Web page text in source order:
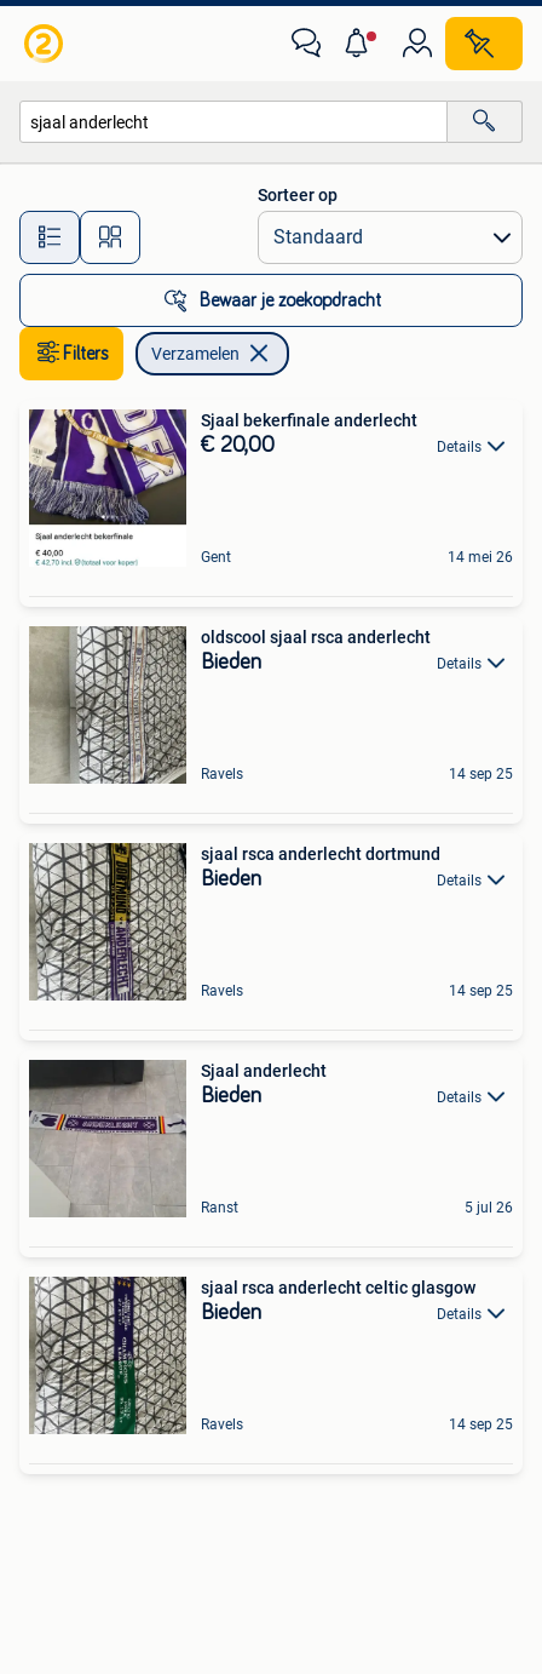
Alle afstanden…
Sorteer op
Bewaar je zoekopdracht
Filters Verzamelen
Sjaal bekerfinale anderlecht
€ 20,00 Details
Gent 14 mei 26
oldscool sjaal rsca anderlecht
Bieden Details
Ravels 14 sep 25
sjaal rsca anderlecht dortmund
Bieden Details
Ravels 14 sep 25
Sjaal anderlecht
Bieden Details
Ranst 5 jul 26
sjaal rsca anderlecht celtic glasgow
Bieden Details
Ravels 14 sep 25